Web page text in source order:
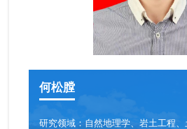
何松膛
研究领域： 自然地理学、岩土工程、